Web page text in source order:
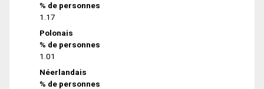
% de personnes
1.17
Polonais
% de personnes
1.01
Néerlandais
% de personnes